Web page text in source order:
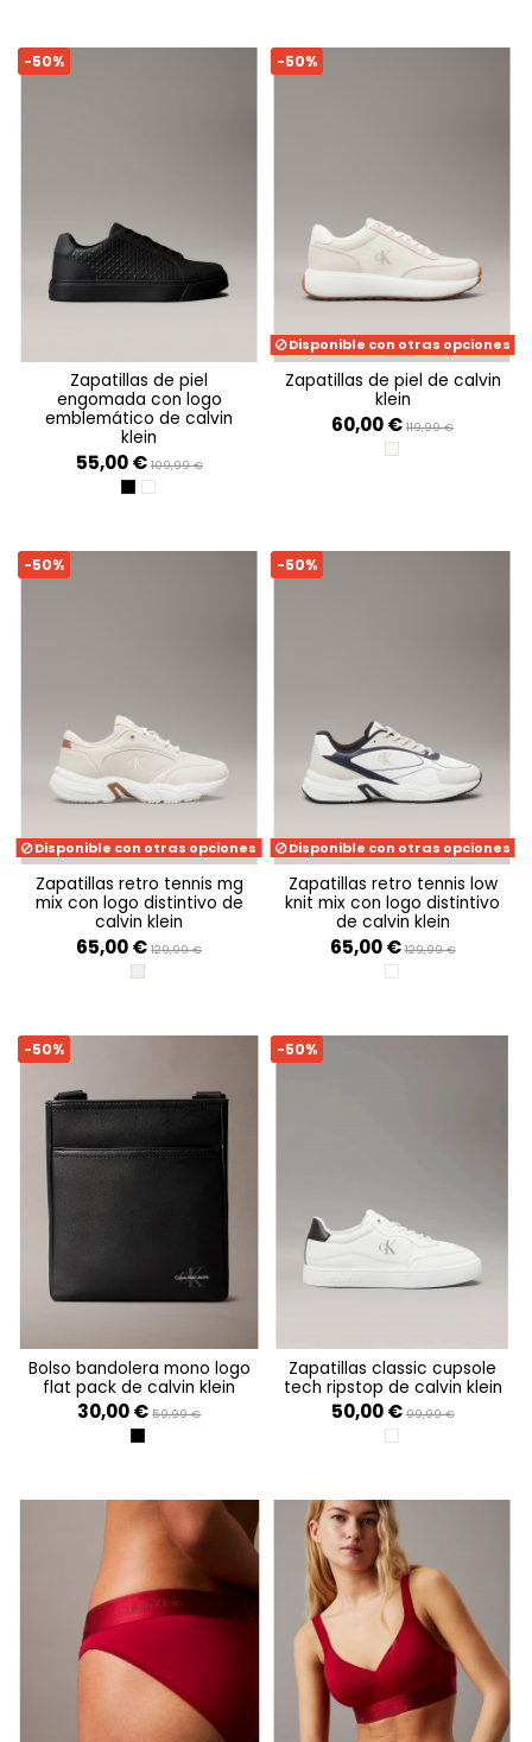
-50%
zapatillas de piel
engomada con logo
emblemático de calvin
klein
55,00 € 109,99 €
TRIPLE BLACK
TRIPLE BRIGHT WHITE
-50%
Disponible con otras opciones
zapatillas de piel de calvin
klein
60,00 € 119,99 €
CREAMY WHITE/
-50%
Disponible con otras opciones
zapatillas retro tennis mg
mix con logo distintivo de
calvin klein
65,00 € 129,99 €
EGGSHELL/SILVER BIRCH
-50%
Disponible con otras opciones
zapatillas retro tennis low
knit mix con logo distintivo
de calvin klein
65,00 € 129,99 €
BRIGHT WHITE/
-50%
bolso bandolera mono logo
flat pack de calvin klein
30,00 € 59,99 €
BLACK
-50%
zapatillas classic cupsole
tech ripstop de calvin klein
50,00 € 99,99 €
BRIGHT WHITE/